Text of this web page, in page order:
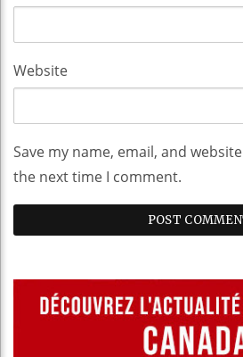
Website
Save my name, email, and
the next time I comment.